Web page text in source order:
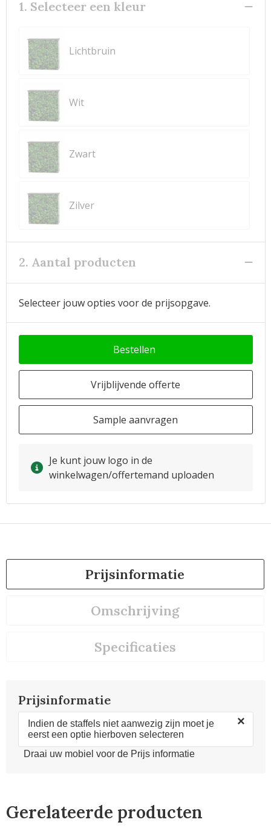
1. Selecteer een kleur
Lichtbruin
Wit
Zwart
Zilver
2. Aantal producten
Selecteer jouw opties voor de prijsopgave.
Bestellen
Vrijblijvende offerte
Sample aanvragen
Je kunt jouw logo in de
winkelwagen/offertemand uploaden
Prijsinformatie
Omschrijving
Specificaties
Prijsinformatie
Indien de staffels niet aanwezig zijn moet je
eerst een optie hierboven selecteren
×
Draai uw mobiel voor de Prijs informatie
Gerelateerde producten